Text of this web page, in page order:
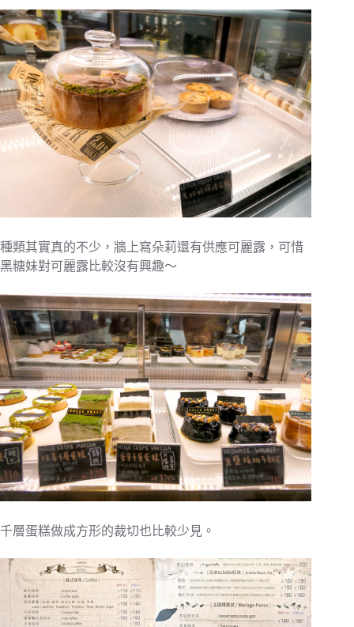
種類其實真的不少，牆上寫朵莉還有供應可麗露，可惜
黑糖妹對可麗露比較沒有興趣～
千層蛋糕做成方形的裁切也比較少見。